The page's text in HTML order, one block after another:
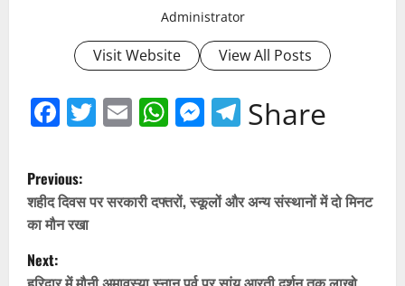
Administrator
Visit Website View All Posts
Facebook
Twitter
EmailWhatsApp
Messenger
Telegram
Share
P
o
s
Previous:
शहीद दिवस पर सरकारी दफ्तरों, स्कूलों और अन्य संस्थानों में दो मिनट
का मौन रखा
Next: